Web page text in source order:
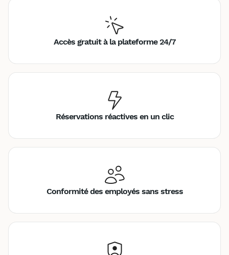
Accès gratuit à la plateforme 24/7
Réservations réactives en un clic
Conformité des employés sans stress